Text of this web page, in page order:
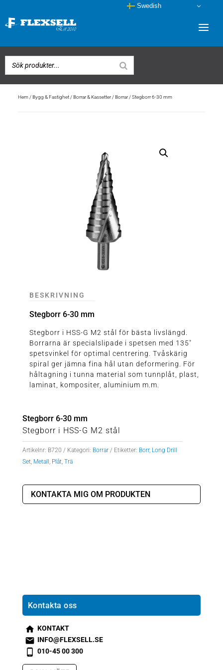
Hem/Bygg & Fastighet/Borrar & Kassetter/Borrar/ Stegborr 6-30 mm
BESKRIVNING
Stegborr 6-30 mm
Stegborr i HSS-G M2 stål för bästa livslängd.
Borrarna är specialslipade i spetsen med 135˚
spetsvinkel för optimal centrering. Tvåskärig
spiral ger jämna fina hål utan deformering. För
håltagning i tunna material som tunnplåt, plast,
laminat, kompositer, aluminium m.m.
Stegborr 6-30 mm
Stegborr i HSS-G M2 stål
Artikelnr: B720 Kategori: Borrar Etiketter: Borr, Long Drill
Set, Metall , Plåt, Trä
KONTAKTA MIG OM PRODUKTEN
Kontakta oss
s
m
t2
KONTAKT
s
m
INFO@FLEXSELL.SE
s
010-45 00 300
Swedish